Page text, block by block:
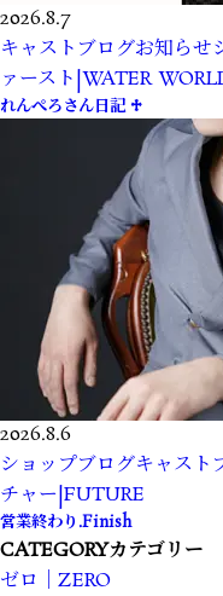
2026.8.7
キャストブログお知らせ
ァースト|WATER
れんぺろさん日記 ♱
2026.8.6
ショップブログキャスト
チャー|FUTURE
営業終わり.Finish
CATEGORYカテゴリー
ゼロ｜ZERO